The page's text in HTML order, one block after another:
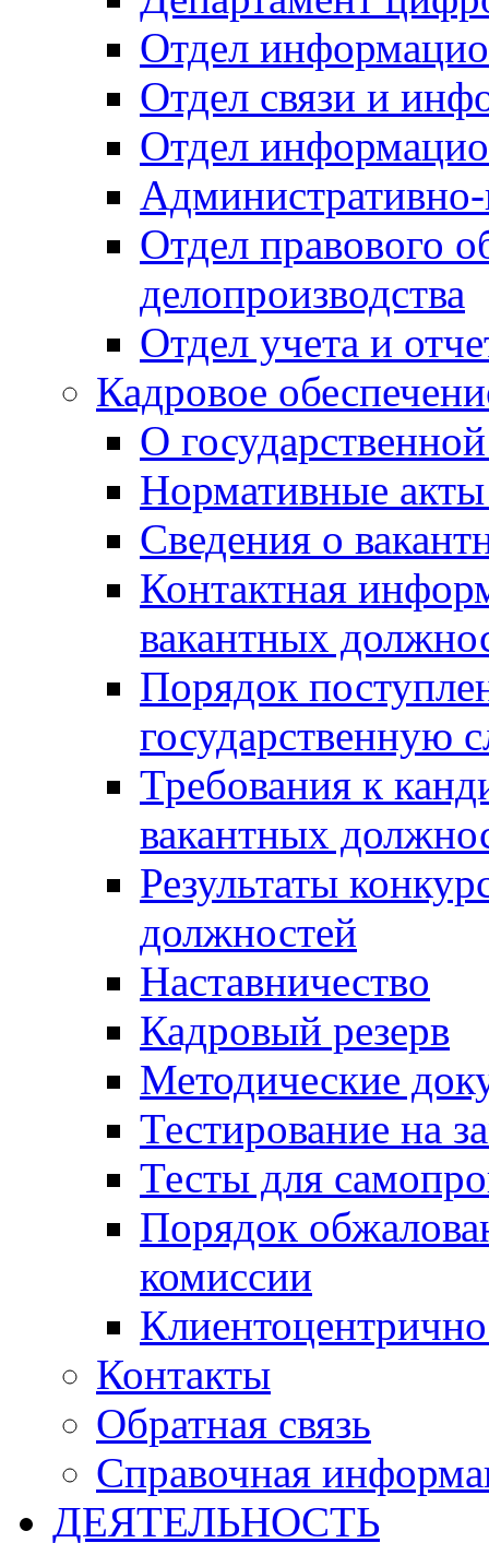
Отдел
Отдел связи и
Отдел
Отдел правового
делопроизводства
Отдел учета и
Кадровое
О
Нормативные акты
Сведения о
Контактная
вакантных
Порядок
государственную
Требования к
вакантных
Результаты
должностей
Наставничество
Кадровый резерв
Методические
Тестирование на
Тесты для
Порядок
комиссии
Контакты
Обратная связь
Справочная
ДЕЯТЕЛЬНОСТЬ